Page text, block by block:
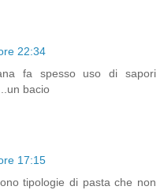
22:34
fa spesso uso di sapori
bacio
17:15
tipologie di pasta che non